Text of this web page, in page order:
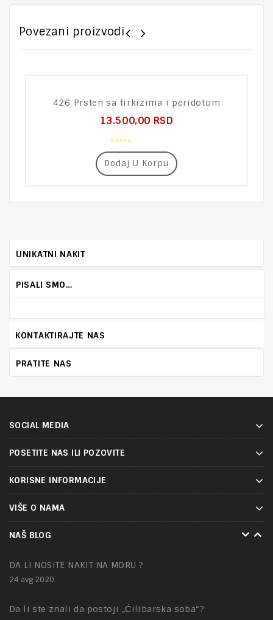
Povezani proizvodi
426 Prsten sa tirkizima i peridotom
13.500,00 RSD
0
out
of
Dodaj U Korpu
UNIKATNI NAKIT
PISALI SMO…
KONTAKTIRAJTE NAS
PRATITE NAS
SOCIAL MEDIA
POSETITE NAS ILI POZOVITE
KORISNE INFORMACIJE
VIŠE O NAMA
NAŠ BLOG
NAKIT – tajna mesta
01 feb 2021
DA LI NOSITE NAKIT NA MORU ?
24 avg 2020
Da li ste znali da postoji „Ćilibarska soba“?